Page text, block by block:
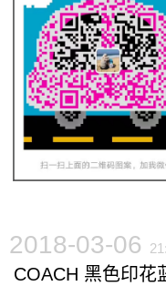
2018-03-06
COACH 黑色印花